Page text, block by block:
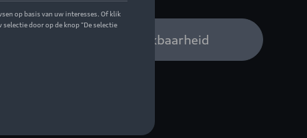
verdeler voor beschikbaarheid